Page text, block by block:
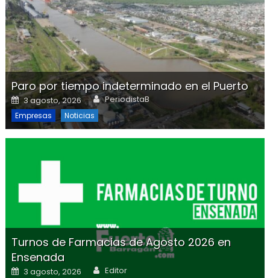
Paro por tiempo indeterminado en el Puerto
Posted on
3 agosto, 2026 Author
PeriodistaB
Empresas Noticias
Turnos de Farmacias de Agosto 2026 en
Ensenada
Posted on
3 agosto, 2026 Author
Editor